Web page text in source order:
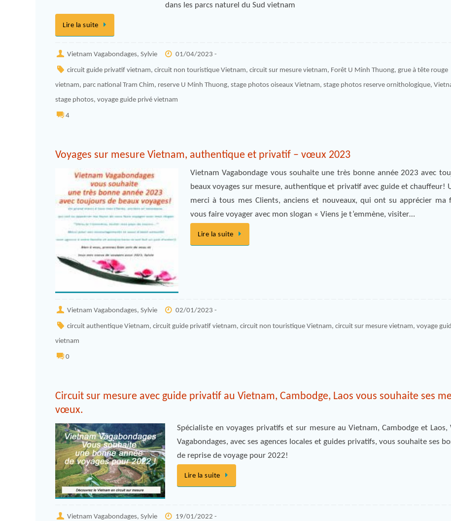
dans les parcs naturel du Sud vietnam
Lire la suite
Vietnam Vagabondages, Sylvie 01/04/2023 -
circuit guide privatif vietnam,circuit non touristique Vietnam,circuit sur mesure vietnam, Forêt U Minh Thuong,grue à tête rouge
vietnam, parc national Tram Chim, reserve U Minh Thuong, stage photos oiseaux Vietnam, stage photos reserve ornithologique,
stage photos, voyage guide privé vietnam
4
Voyages sur mesure Vietnam, authentique et privatif – vœux 2023
Vietnam Vagabondage vous souhaite une très bonne année 2023 avec
beaux voyages sur mesure, authentique et privatif avec guide et chauffeur!
merci à tous mes Clients, anciens et nouveaux, qui ont su apprécier ma
vous faire voyager avec mon slogan « Viens je t’emmène, visiter…
Lire la suite
Vietnam Vagabondages, Sylvie 02/01/2023 -
circuit authentique Vietnam,circuit guide privatif vietnam,circuit non touristique Vietnam,circuit sur mesure vietnam,voyage
vietnam
0
Circuit sur mesure avec guide privatif au Vietnam, Cambodge, Laos vous souhaite ses
vœux.
Spécialiste en voyages privatifs et sur mesure au Vietnam, Cambodge et Laos,
Vagabondages, avec ses agences locales et guides privatifs, vous souhaite ses
de reprise de voyage pour 2022!
Lire la suite
Vietnam Vagabondages, Sylvie 19/01/2022 -